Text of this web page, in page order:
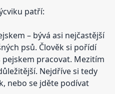
patří:
– bývá asi nejčastější
psů. Člověk si pořídí
pejskem pracovat. Mezitím
Nejdříve si tedy
nebo se jděte podívat